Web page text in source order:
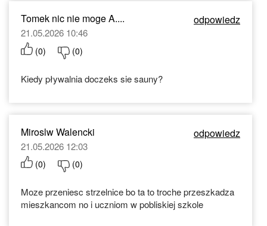
Tomek nic nie moge A.... odpowiedz
21.05.2026 10:46
(0) (0)
Kiedy pływalnia doczeks sie sauny?
Miroslw Walencki odpowiedz
21.05.2026 12:03
(0) (0)
Moze przeniesc strzelnice bo ta to troche przeszkadza
mieszkancom no i uczniom w pobliskiej szkole